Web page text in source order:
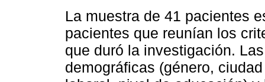
La muestra de 41 pacientes
pacientes que reunían los
que duró la investigación.
demográficas (género,